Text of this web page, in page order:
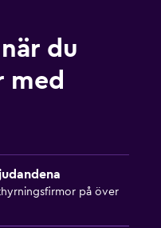
du
med
på över